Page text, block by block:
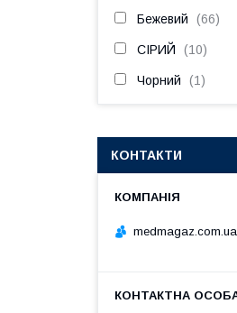
Бежевий 66
СІРИЙ 10
Чорний 1
КОНТАКТИ
medmagaz.com.ua